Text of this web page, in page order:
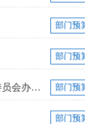
部门预
部门预
中共锡林浩特市委员会机构编制委员会办公室 部门预
部门预